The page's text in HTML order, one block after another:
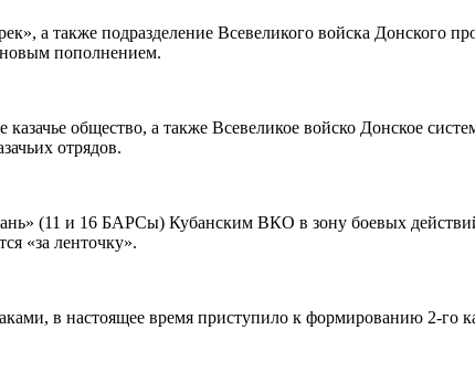
а также подразделение Всевеликого войска Донского
пополнением.
общество, а также Всевеликое войско Донское
отрядов.
(11 и 16 БАРСы) Кубанским ВКО в зону боевых
«за ленточку».
в настоящее время приступило к формированию 2-го